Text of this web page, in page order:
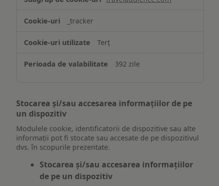
_tracker
Terț
392 zile
Stocarea și/sau accesarea informațiilor de pe
un dispozitiv
Modulele cookie, identificatorii de dispozitive sau alte
informații pot fi stocate sau accesate de pe dispozitivul
dvs. în scopurile prezentate.
Stocarea și/sau accesarea informațiilor
de pe un dispozitiv